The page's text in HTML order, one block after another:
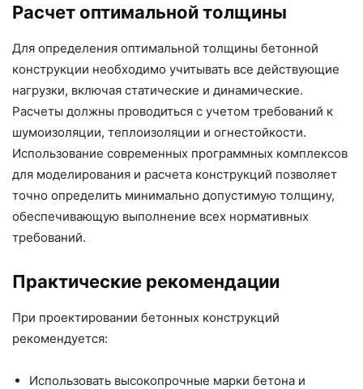
Расчет оптимальной толщины
Для определения оптимальной толщины бетонной
конструкции необходимо учитывать все действующие
нагрузки, включая статические и динамические.
Расчеты должны проводиться с учетом требований к
шумоизоляции, теплоизоляции и огнестойкости.
Использование современных программных комплексов
для моделирования и расчета конструкций позволяет
точно определить минимально допустимую толщину,
обеспечивающую выполнение всех нормативных
требований.
Практические рекомендации
При проектировании бетонных конструкций
рекомендуется:
Использовать высокопрочные марки бетона и